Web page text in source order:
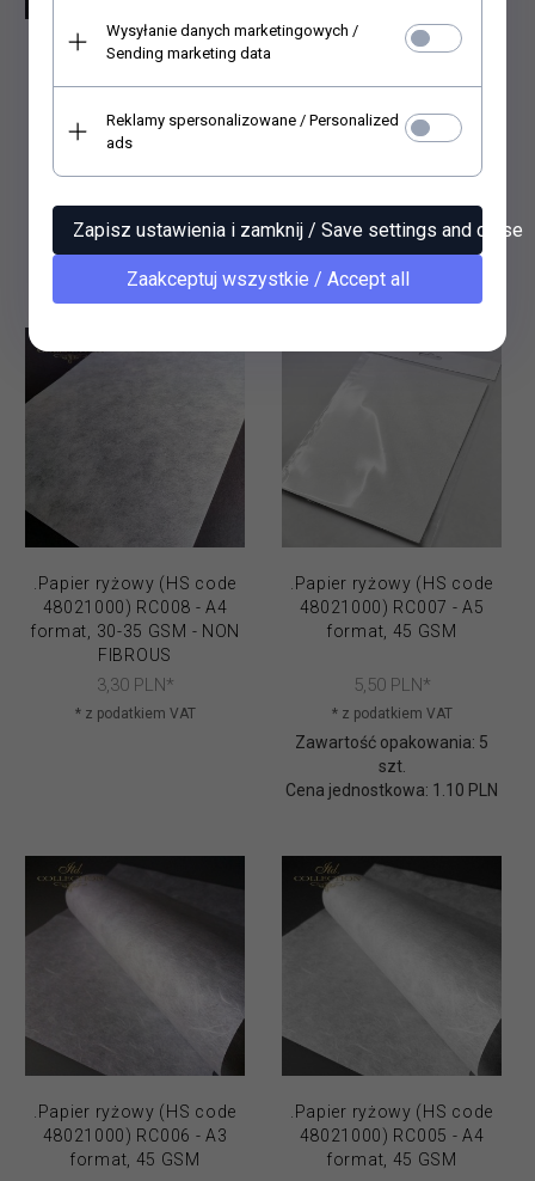
.Papier ryżowy (HS code
Zawartość opakowania: 50
szt.
Cena jednostkowa: 2.97 PLN
.Papier ryżowy (HS code
FIBROUS
.Papier ryżowy (HS code
48021000) RC008 - A4
format, 30-35 GSM - NON
FIBROUS
3,30 PLN*
* z podatkiem VAT
.Papier ryżowy (HS code
48021000) RC007 - A5
format, 45 GSM
5,50 PLN*
* z podatkiem VAT
Zawartość opakowania: 5
szt.
Cena jednostkowa: 1.10 PLN
.Papier ryżowy (HS code
48021000) RC006 - A3
format, 45 GSM
.Papier ryżowy (HS code
48021000) RC005 - A4
format, 45 GSM
Wysyłanie danych marketingowych /
Sending marketing data
Reklamy spersonalizowane / Personalized
ads
Zapisz ustawienia i zamknij / Save settings and close
Zaakceptuj wszystkie / Accept all